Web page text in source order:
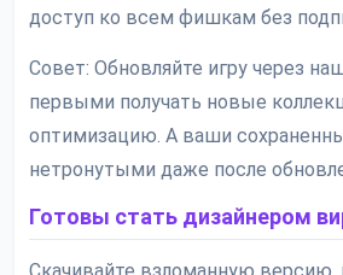
доступ ко всем фишкам без
Совет: Обновляйте игру через
первыми получать новые
оптимизацию. А ваши
нетронутыми даже после
Готовы стать дизайнером